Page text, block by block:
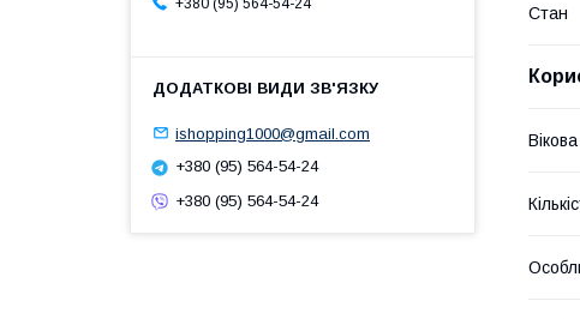
Стан
+380 (95) 564-54-24
ishopping1000@gmail.com
+380 (95) 564-54-24
+380 (95) 564-54-24